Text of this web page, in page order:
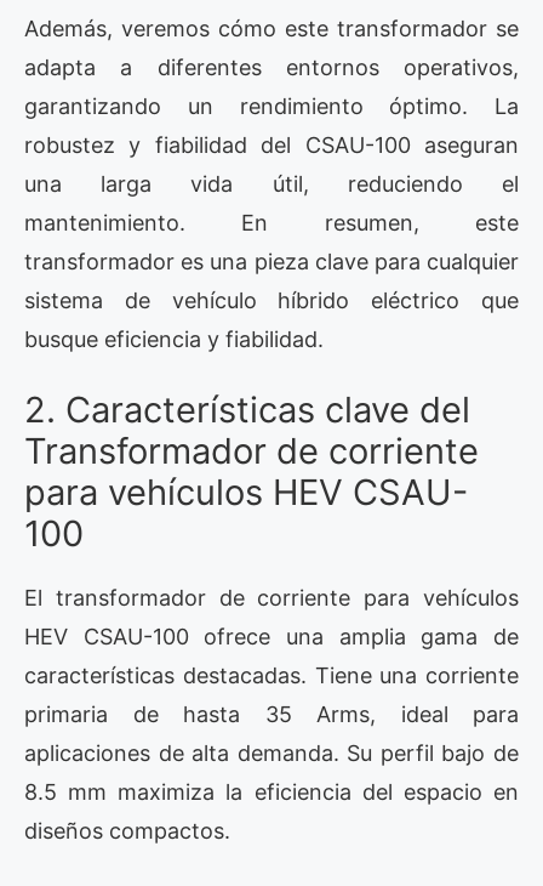
Además, veremos cómo este transformador se
adapta a diferentes entornos operativos,
garantizando un rendimiento óptimo. La
robustez y fiabilidad del CSAU-100 aseguran
una larga vida útil, reduciendo el
mantenimiento. En resumen, este
transformador es una pieza clave para cualquier
sistema de vehículo híbrido eléctrico que
busque eficiencia y fiabilidad.
2. Características clave del
Transformador de corriente
para vehículos HEV CSAU-
100
El transformador de corriente para vehículos
HEV CSAU-100 ofrece una amplia gama de
características destacadas. Tiene una corriente
primaria de hasta 35 Arms, ideal para
aplicaciones de alta demanda. Su perfil bajo de
8.5 mm maximiza la eficiencia del espacio en
diseños compactos.